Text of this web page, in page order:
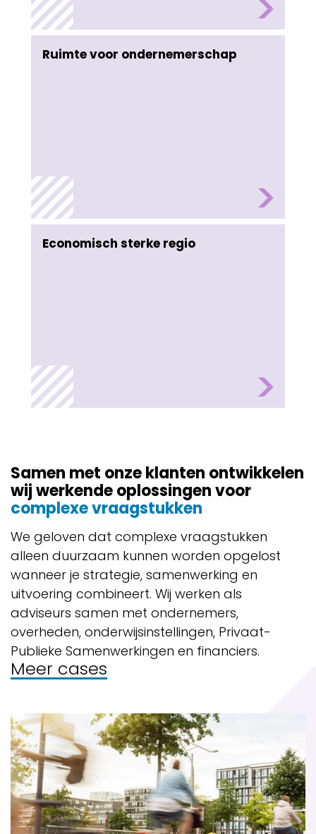
Ruimte voor ondernemerschap
Economisch sterke regio
Samen met onze klanten ontwikkelen
complexe vraagstukken
We geloven dat complexe vraagstukken
alleen duurzaam kunnen worden opgelost
wanneer je strategie, samenwerking en
uitvoering combineert. Wij werken als
adviseurs samen met ondernemers,
overheden, onderwijsinstellingen, Privaat-
Publieke Samenwerkingen en financiers.
Meer cases